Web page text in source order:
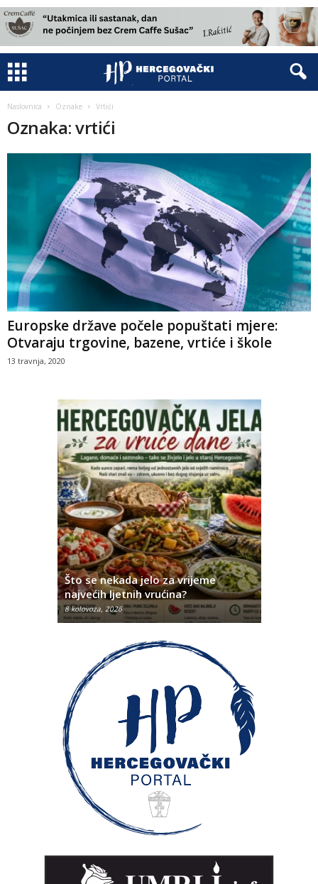
Naslovnica Oznake Vrtići
Oznaka: vrtići
Europske države počele popuštati mjere:
Otvaraju trgovine, bazene, vrtiće i škole
13 travnja, 2020
Što se nekada jelo za vrijeme
najvećih ljetnih vrućina?
8 kolovoza, 2026